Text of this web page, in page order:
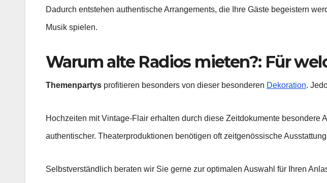
Dadurch entstehen authentische Arrangements, die Ihre Gäste begeistern
Musik spielen.
Warum alte Radios mieten?: Für
Themenpartys profitieren besonders von dieser besonderen Dekoration.
Hochzeiten mit Vintage-Flair erhalten durch diese Zeitdokumente
authentischer. Theaterproduktionen benötigen oft zeitgenössische
Selbstverständlich beraten wir Sie gerne zur optimalen Auswahl für Ihren